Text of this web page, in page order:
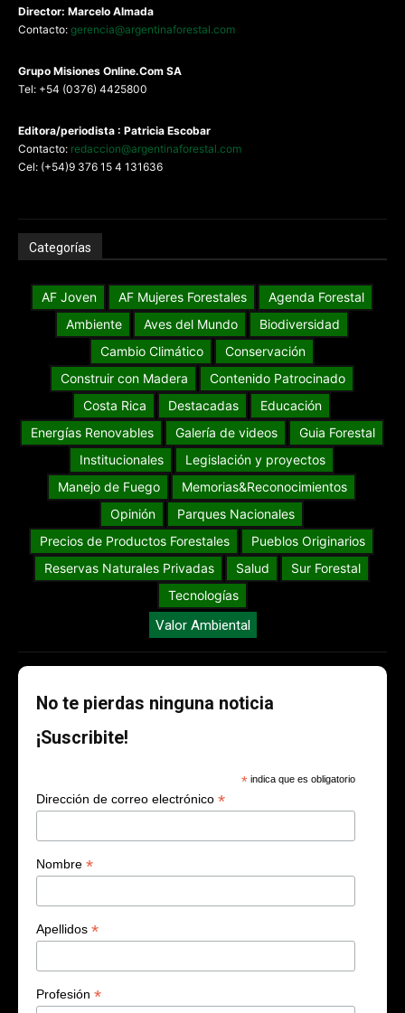
Director: Marcelo Almada
Contacto: gerencia@argentinaforestal.com
Grupo Misiones Online.Com SA
Tel: +54 (0376) 4425800
Editora/periodista : Patricia Escobar
Contacto: redaccion@argentinaforestal.com
Cel: (+54)9 376 15 4 131636
Categorías
AF Joven AF Mujeres Forestales
Agenda Forestal
Ambiente
Aves del Mundo
Biodiversidad
Cambio Climático
Conservación
Construir con Madera
Contenido Patrocinado
Costa Rica
Destacadas
Educación
Energías Renovables
Galería de videos
Guia Forestal
Institucionales
Legislación y proyectos
Manejo de Fuego
Memorias&Reconocimientos
Opinión
Parques Nacionales
Precios de Productos Forestales
Pueblos Originarios
Reservas Naturales Privadas
Salud
Sur Forestal
Tecnologías
Valor Ambiental
No te pierdas ninguna noticia
¡Suscribite!
* indica que es obligatorio
Dirección de correo electrónico *
Nombre *
Apellidos *
Profesión *